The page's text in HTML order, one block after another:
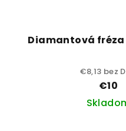
Diamantová
€8,13 bez
€10